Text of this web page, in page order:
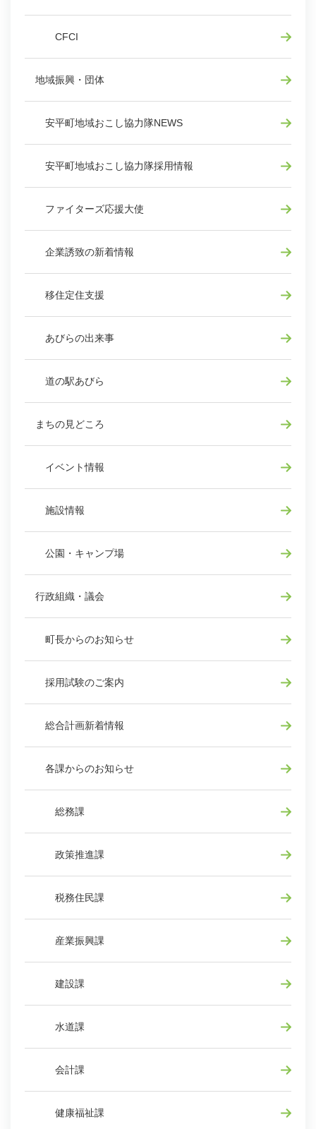
CFCI
地域振興・団体
安平町地域おこし協力隊NEWS
安平町地域おこし協力隊採用情報
ファイターズ応援大使
企業誘致の新着情報
移住定住支援
あびらの出来事
道の駅あびら
まちの見どころ
イベント情報
施設情報
公園・キャンプ場
行政組織・議会
町長からのお知らせ
採用試験のご案内
総合計画新着情報
各課からのお知らせ
総務課
政策推進課
税務住民課
産業振興課
建設課
水道課
会計課
健康福祉課